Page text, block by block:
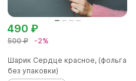
500 ₽ -2%
490 ₽
Шарик Сердце красное, (фольга
без упаковки)